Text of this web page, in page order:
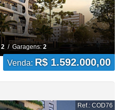
2/ Garagens: 2
Venda: R$ 1.592.000,00
Ref.: COD76